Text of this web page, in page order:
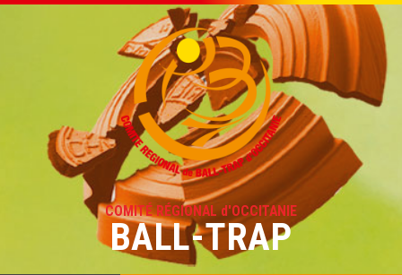
COMITÉ RÉGIONAL d'OCCITANIE
BALL-TRAP